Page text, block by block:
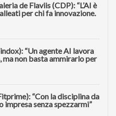
de Flaviis (CDP): “L’AI è
per chi fa innovazione.
“Un agente AI lavora
ma non basta ammirarlo per
“Con la disciplina da
senza spezzarmi”